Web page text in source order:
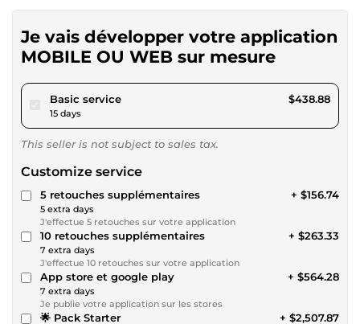
Je vais développer votre application
MOBILE OU WEB sur mesure
Basic servicepour $404.50
15 days
$438.88
This seller is not subject to sales tax.
Customize service
5 retouches supplémentaires
5 extra days
J'effectue 5 retouches sur votre application
+ $156.74
10 retouches supplémentaires
7 extra days
J'effectue 10 retouches sur votre application
+ $263.33
App store et google play
7 extra days
Je publie votre application sur les stores
+ $564.28
🌟 Pack Starter + $2,507.87